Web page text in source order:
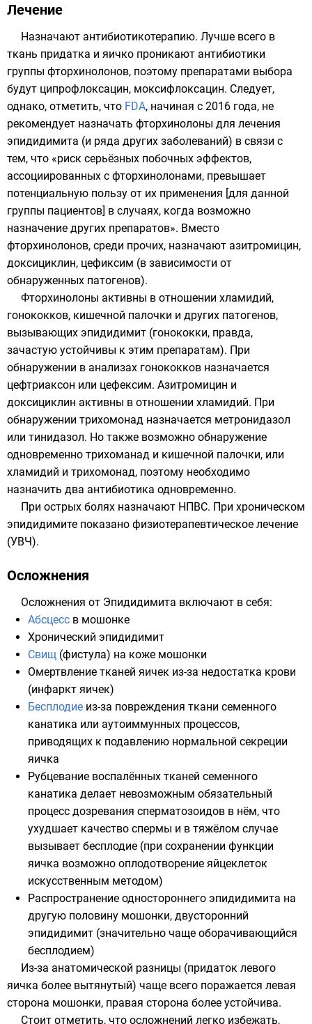
Лечение
Назначают антибиотикотерапию. Лучше всего в
ткань придатка и яичко проникают антибиотики
группы фторхинолонов, поэтому препаратами выбора
будут ципрофлоксацин, моксифлоксацин. Следует,
однако, отметить, что FDA, начиная с 2016 года, не
рекомендует назначать фторхинолоны для лечения
эпидидимита (и ряда других заболеваний) в связи с
тем, что «риск серьёзных побочных эффектов,
ассоциированных с фторхинолонами, превышает
потенциальную пользу от их применения [для данной
группы пациентов] в случаях, когда возможно
назначение других препаратов». Вместо
фторхинолонов, среди прочих, назначают азитромицин,
доксициклин, цефиксим (в зависимости от
обнаруженных патогенов).
Фторхинолоны активны в отношении хламидий,
гонококков, кишечной палочки и других патогенов,
вызывающих эпидидимит (гонококки, правда,
зачастую устойчивы к этим препаратам). При
обнаружении в анализах гонококков назначается
цефтриаксон или цефексим. Азитромицин и
доксициклин активны в отношении хламидий. При
обнаружении трихомонад назначается метронидазол
или тинидазол. Но также возможно обнаружение
одновременно трихоманад и кишечной палочки, или
хламидий и трихомонад, поэтому необходимо
назначить два антибиотика одновременно.
При острых болях назначают НПВС. При хроническом
эпидидимите показано физиотерапевтическое лечение
(УВЧ).
Осложнения
Осложнения от Эпидидимита включают в себя:
Абсцесс в мошонке
Хронический эпидидимит
Свищ (фистула) на коже мошонки
Омертвление тканей яичек из-за недостатка крови
(инфаркт яичек)
Бесплодие из-за повреждения ткани семенного
канатика или аутоиммунных процессов,
приводящих к подавлению нормальной секреции
яичка
Рубцевание воспалённых тканей семенного
канатика делает невозможным обязательный
процесс дозревания сперматозоидов в нём, что
ухудшает качество спермы и в тяжёлом случае
вызывает бесплодие (при сохранении функции
яичка возможно оплодотворение яйцеклеток
искусственным методом)
Распространение одностороннего эпидидимита на
другую половину мошонки, двусторонний
эпидидимит (значительно чаще оборачивающийся
бесплодием)
Из-за анатомической разницы (придаток левого
яичка более вытянутый) чаще всего поражается левая
сторона мошонки, правая сторона более устойчива.
Стоит отметить, что осложнений легко избежать,